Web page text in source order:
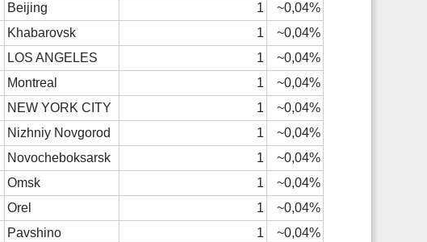
Beijing 1
~0,04%
Khabarovsk 1
~0,04%
LOS ANGELES 1
~0,04%
Montreal 1
~0,04%
NEW YORK CITY 1
~0,04%
Nizhniy Novgorod 1
~0,04%
Novocheboksarsk 1
~0,04%
Omsk 1
~0,04%
Orel 1
~0,04%
Pavshino 1
~0,04%